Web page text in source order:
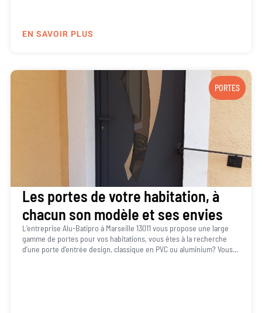
EN SAVOIR PLUS
PORTES
Les portes de votre habitation, à
chacun son modèle et ses envies
L’entreprise Alu-Batipro à Marseille 13011 vous propose une large
gamme de portes pour vos habitations, vous êtes à la recherche
d’une porte d’entrée design, classique en PVC ou aluminium? Vous...